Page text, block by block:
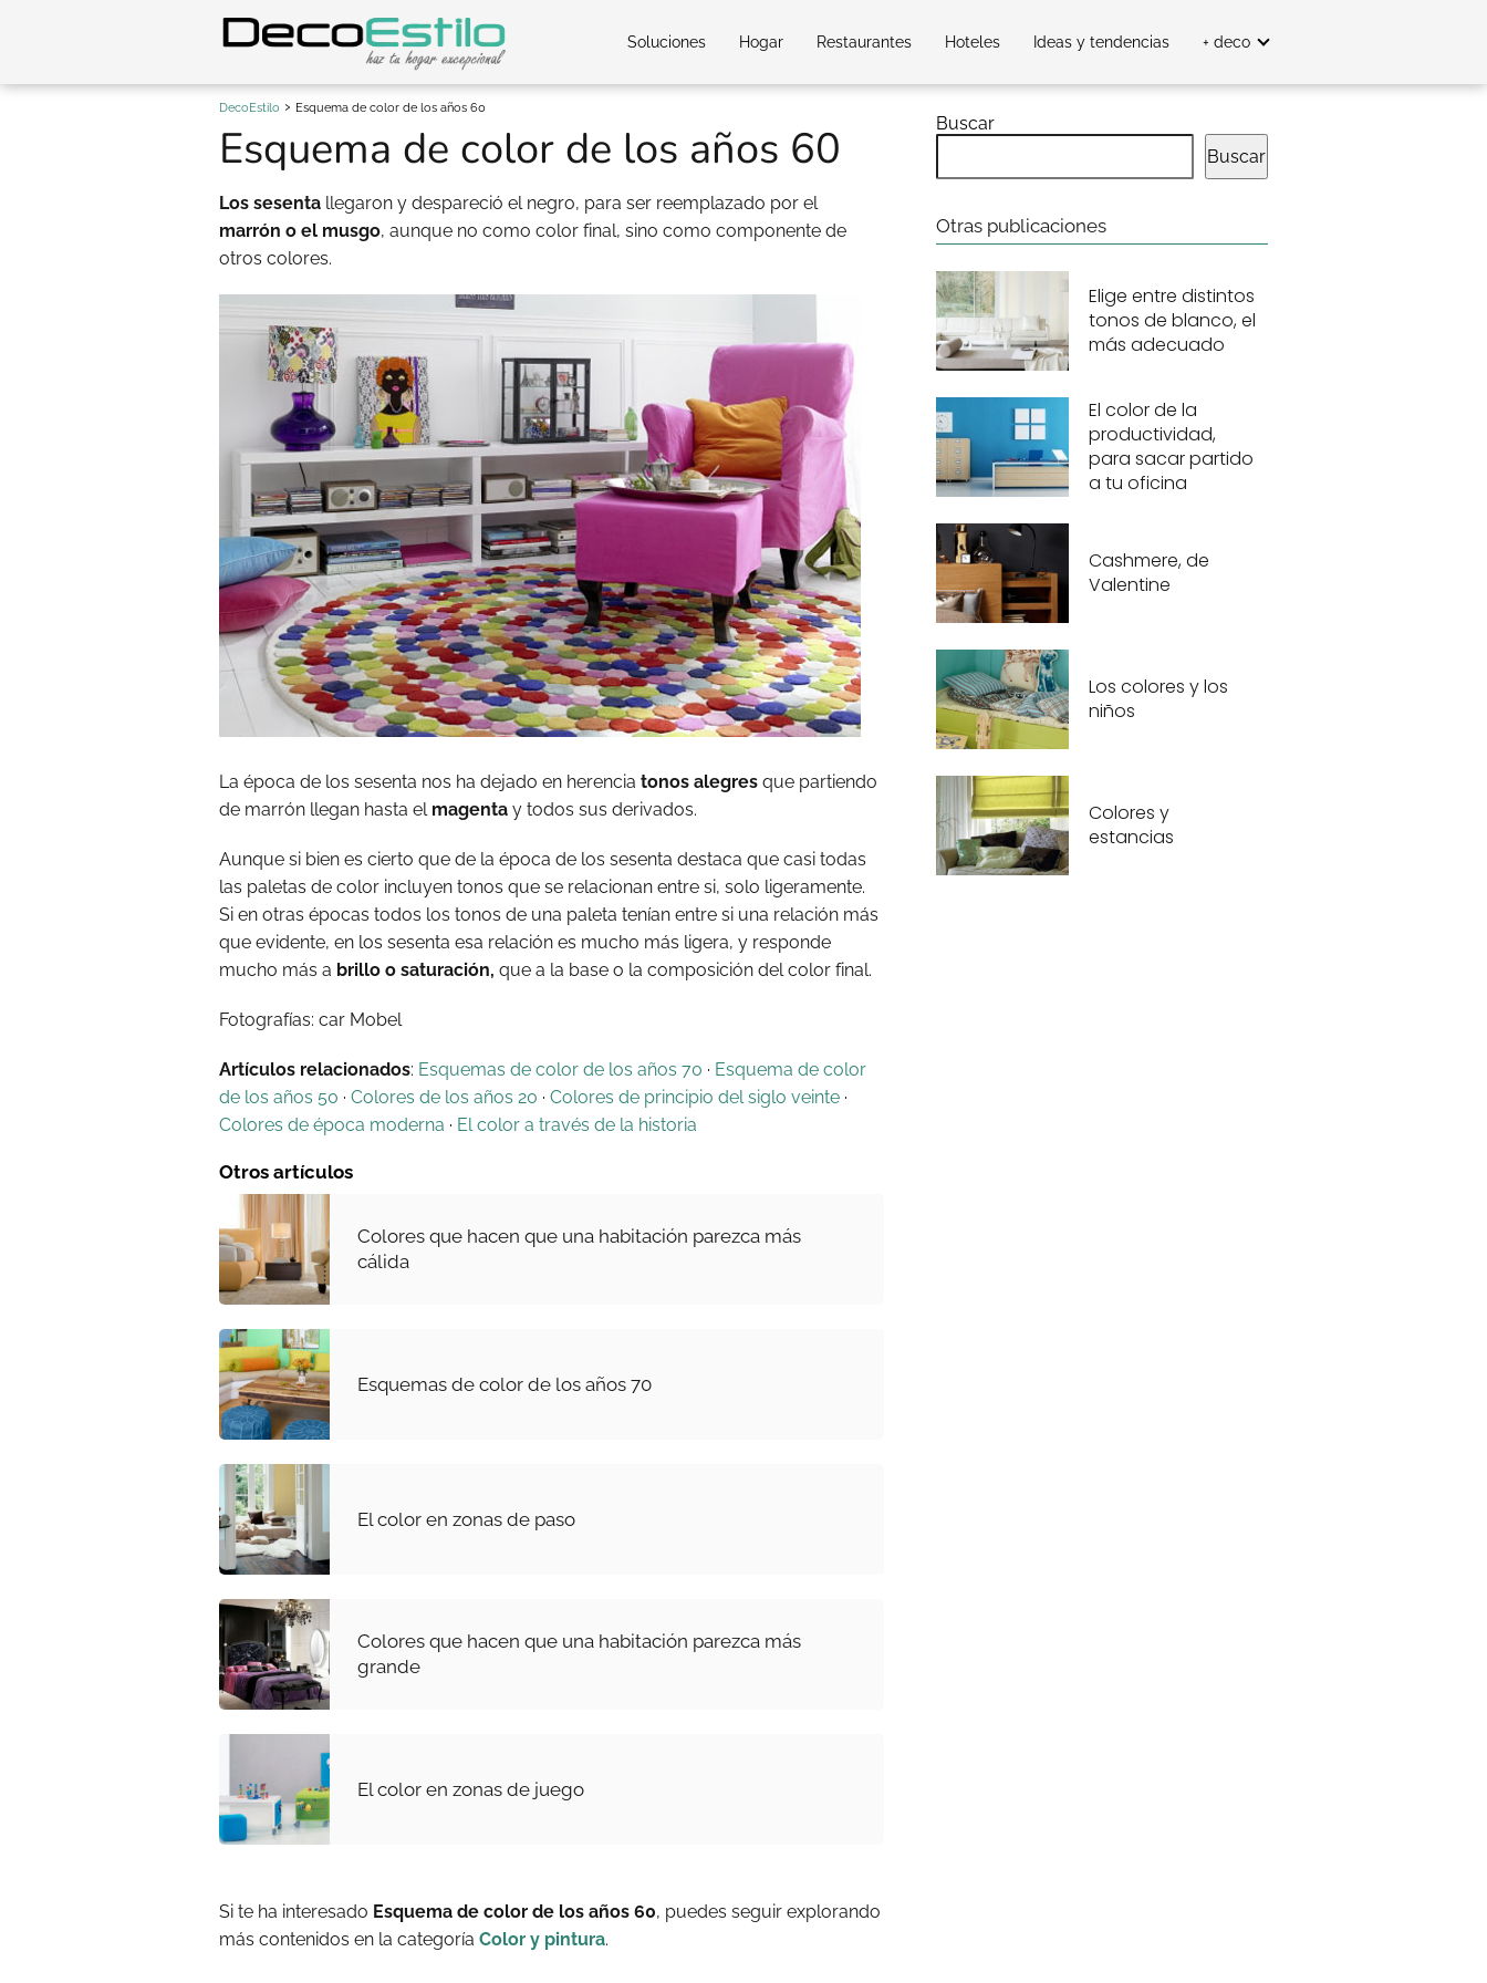
Soluciones Hogar Restaurantes Hoteles Ideas y tendencias + deco
DecoEstilo Esquema de color de los años 60
Esquema de color de los años 60
Los sesenta llegaron y despareció el negro, para ser reemplazado por el
marrón o el musgo, aunque no como color final, sino como componente de
otros colores.
La época de los sesenta nos ha dejado en herencia tonos alegres que partiendo
de marrón llegan hasta el magenta y todos sus derivados.
Aunque si bien es cierto que de la época de los sesenta destaca que casi todas
las paletas de color incluyen tonos que se relacionan entre si, solo ligeramente.
Si en otras épocas todos los tonos de una paleta tenían entre si una relación más
que evidente, en los sesenta esa relación es mucho más ligera, y responde
mucho más a brillo o saturación, que a la base o la composición del color final.
Fotografías: car Mobel
Artículos relacionados: Esquemas de color de los años 70 · Esquema de color
de los años 50 · Colores de los años 20 · Colores de principio del siglo veinte ·
Colores de época moderna · El color a través de la historia
Otros artículos
Colores que hacen que una habitación parezca más
cálida
Esquemas de color de los años 70
El color en zonas de paso
Colores que hacen que una habitación parezca más
grande
El color en zonas de juego
Si te ha interesado Esquema de color de los años 60, puedes seguir explorando
más contenidos en la categoría Color y pintura.
Buscar
Buscar
Otras publicaciones
Elige entre distintos
tonos de blanco, el
más adecuado
El color de la
productividad,
para sacar partido
a tu oficina
Cashmere, de
Valentine
Los colores y los
niños
Colores y
estancias